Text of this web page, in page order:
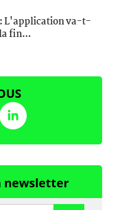
L'application va-t-
fin...
newsletter